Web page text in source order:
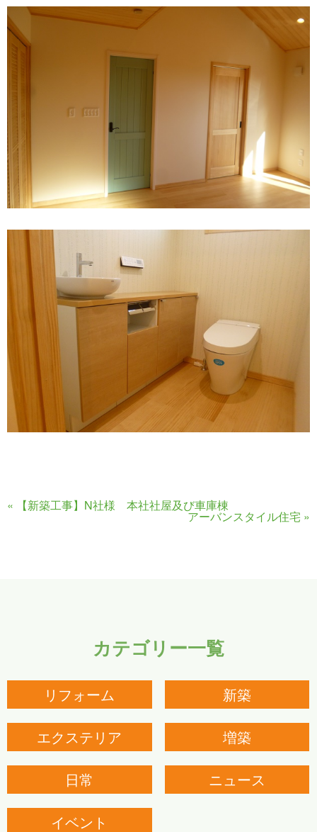
« 【新築工事】N社様 本社社屋及び車庫棟
アーバンスタイル住宅 »
カテゴリー一覧
リフォーム 新築
エクステリア 増築
日常 ニュース
イベント